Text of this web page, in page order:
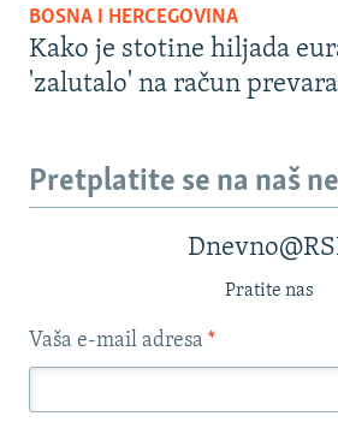
BOSNA I HERCEGOVINA
Kako je stotine hiljada
'zalutalo' na račun
Pretplatite se na naš
Pratite nas
Vaša e-mail adresa *